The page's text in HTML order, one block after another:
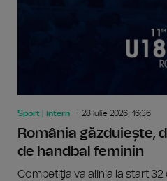
Sport | intern 28 Iulie 2026, 16:36
România găzduiește,
de handbal feminin
Competiţia va alinia la start 32